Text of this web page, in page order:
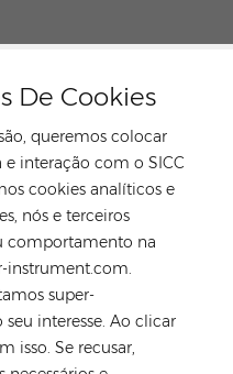
De Cookies
queremos colocar
e interação com o SICC
cookies analíticos e
nós e terceiros
comportamento na
instrument.com.
super-
interesse. Ao clicar
isso. Se recusar,
40,